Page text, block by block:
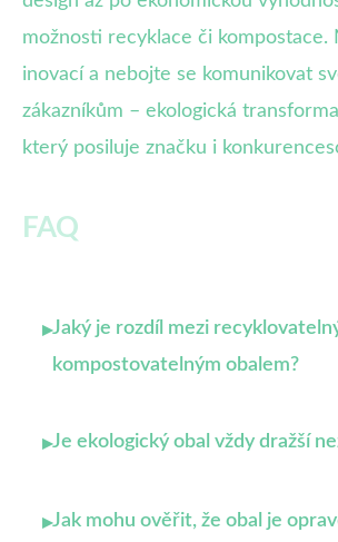
možnosti recyklace či kompostace.
inovací a nebojte se komunikovat
zákazníkům – ekologická
který posiluje značku i
FAQ
▸Jaký je rozdíl mezi
kompostovatelným obalem?
▸Je ekologický obal vždy dražší
▸Jak mohu ověřit, že obal je